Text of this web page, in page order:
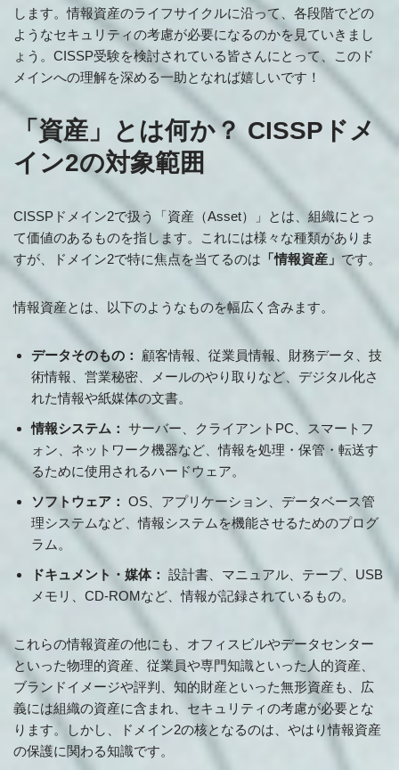
します。情報資産のライフサイクルに沿って、各段階でどの
ようなセキュリティの考慮が必要になるのかを見ていきまし
ょう。CISSP受験を検討されている皆さんにとって、このド
メインへの理解を深める一助となれば嬉しいです！
「資産」とは何か？ CISSPドメ
イン2の対象範囲
CISSPドメイン2で扱う「資産（Asset）」とは、組織にとっ
て価値のあるものを指します。これには様々な種類がありま
すが、ドメイン2で特に焦点を当てるのは 「情報資産」 です。
情報資産とは、以下のようなものを幅広く含みます。
データそのもの：
顧客情報、従業員情報、財務データ、技
術情報、営業秘密、メールのやり取りなど、デジタル化さ
れた情報や紙媒体の文書。
情報システム： サーバー、クライアントPC、スマートフ
ォン、ネットワーク機器など、情報を処理・保管・転送す
るために使用されるハードウェア。
ソフトウェア： OS、アプリケーション、データベース管
理システムなど、情報システムを機能させるためのプログ
ラム。
ドキュメント・媒体： 設計書、マニュアル、テープ、USB
メモリ、CD-ROMなど、情報が記録されているもの。
これらの情報資産の他にも、オフィスビルやデータセンター
といった物理的資産、従業員や専門知識といった人的資産、
ブランドイメージや評判、知的財産といった無形資産も、広
義には組織の資産に含まれ、セキュリティの考慮が必要とな
ります。しかし、ドメイン2の核となるのは、やはり情報資産
の保護に関わる知識です。